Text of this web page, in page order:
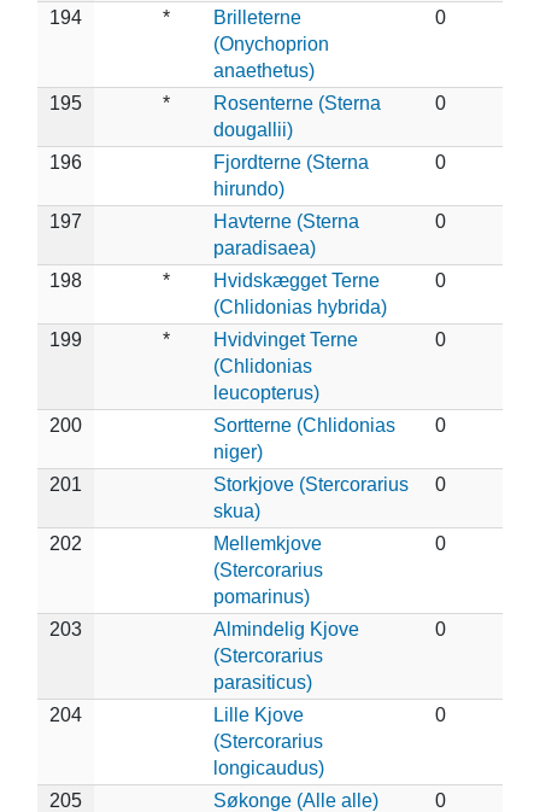
194 *
Brilleterne
(Onychoprion
anaethetus)
0
195 *
Rosenterne (Sterna
dougallii)
0
196
Fjordterne (Sterna
hirundo)
0
197
Havterne (Sterna
paradisaea)
0
198 *
Hvidskægget Terne
(Chlidonias hybrida)
0
199 *
Hvidvinget Terne
(Chlidonias
leucopterus)
0
200
Sortterne (Chlidonias
niger)
0
201
Storkjove (Stercorarius
skua)
0
202
Mellemkjove
(Stercorarius
pomarinus)
0
203
Almindelig Kjove
(Stercorarius
parasiticus)
0
204
Lille Kjove
(Stercorarius
longicaudus)
0
205 Søkonge (Alle alle)
0